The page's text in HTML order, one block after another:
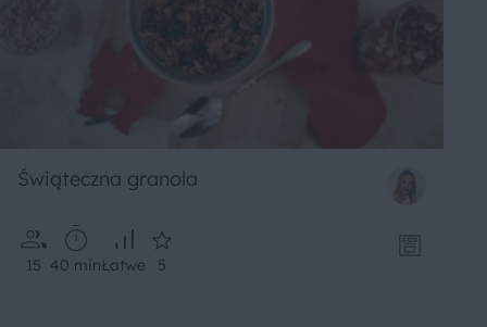
Świąteczna granola
15 40 minŁatwe 5